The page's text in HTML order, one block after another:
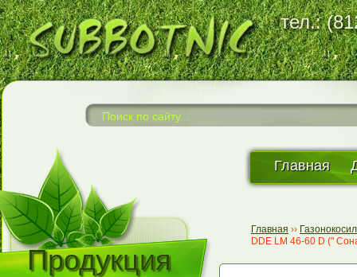
тел.:
Главная
Продукция
Главная ››
DDE LM 46-60 D ("